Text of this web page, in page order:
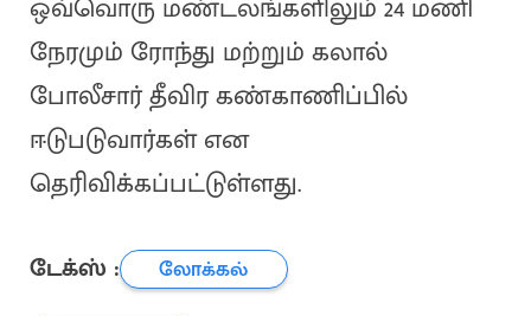
ஒவ்வொரு மண்டலங்களிலும் 24 மணி
நேரமும் ரோந்து மற்றும் கலால்
போலீசார் தீவிர கண்காணிப்பில்
ஈடுபடுவார்கள் என
தெரிவிக்கப்பட்டுள்ளது.
டேக்ஸ் :
லோக்கல்